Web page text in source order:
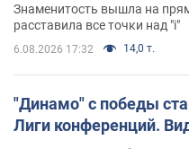
Знаменитость вышла на
расставила все точки над "i"
6.08.2026 17:32 14,0 т.
"Динамо" с победы
Лиги конференций.